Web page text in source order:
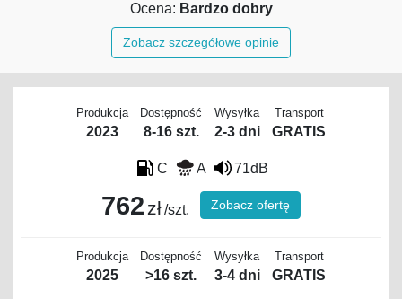
Ocena: Bardzo dobry
Zobacz szczegółowe opinie
Produkcja
2023
Dostępność
8-16 szt.
Wysyłka
2-3 dni
Transport
GRATIS
C A 71dB
762 zł/szt. Zobacz ofertę
Produkcja
2025
Dostępność
>16 szt.
Wysyłka
3-4 dni
Transport
GRATIS